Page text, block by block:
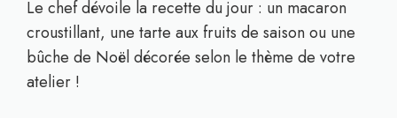
Le chef dévoile la recette du jour : un macaron
croustillant, une tarte aux fruits de saison ou une
bûche de Noël décorée selon le thème de votre
atelier !